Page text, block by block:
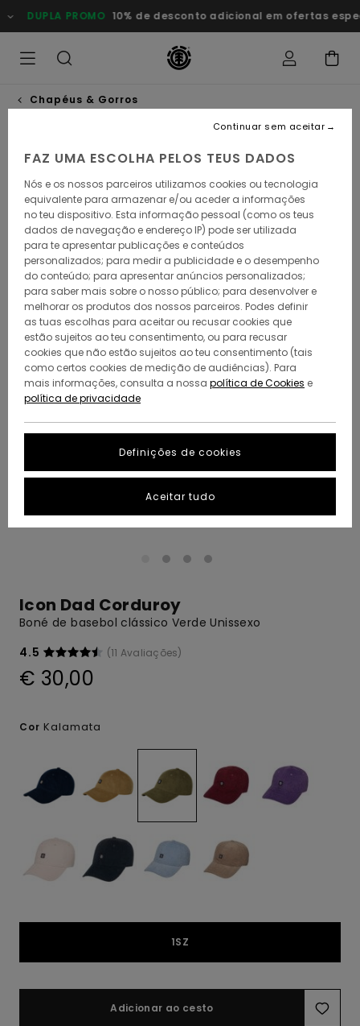
para
a
DUPLA PROMO 10% de desconto adicional em ofertas
Chapéus & Gorros
Icon Dad Corduroy
Boné de basebol clássico Verde Unissexo
4.5
(11 Avaliações)
€ 30,00
Cor Kalamata
1SZ
Adicionar ao cesto
FAZ UMA ESCOLHA PELOS TEUS DADOS
Nós e os nossos parceiros utilizamos cookies ou tecnologia
equivalente para armazenar e/ou aceder a informações
no teu dispositivo. Esta informação pessoal (como os teus
dados de navegação e endereço IP) pode ser utilizada
para te apresentar publicações e conteúdos
personalizados; para medir a publicidade e o desempenho
do conteúdo; para apresentar anúncios personalizados;
para saber mais sobre o nosso público; para desenvolver e
melhorar os produtos dos nossos parceiros. Podes definir
as tuas escolhas para aceitar ou recusar cookies que
estão sujeitos ao teu consentimento, ou para recusar
cookies que não estão sujeitos ao teu consentimento (tais
como certos cookies de medição de audiências). Para
mais informações, consulta a nossa política de Cookies e
política de privacidade
Definições de cookies
Continuar sem aceitar
Aceitar tudo